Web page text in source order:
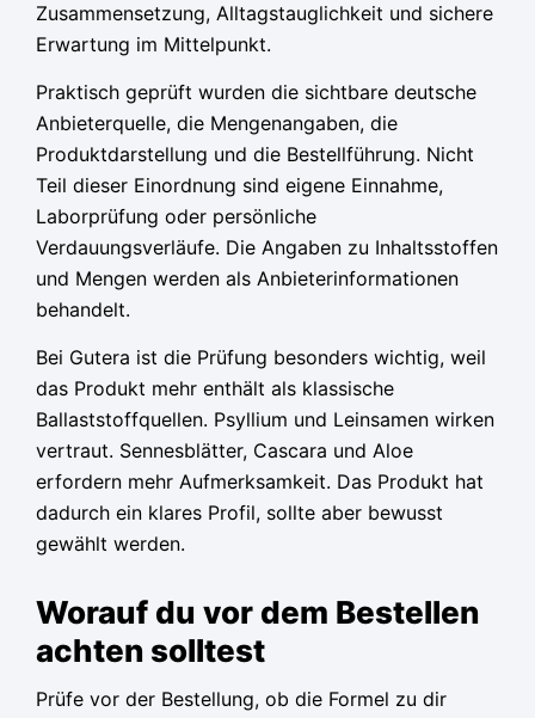
Zusammensetzung, Alltagstauglichkeit und sichere
Erwartung im Mittelpunkt.
Praktisch geprüft wurden die sichtbare deutsche
Anbieterquelle, die Mengenangaben, die
Produktdarstellung und die Bestellführung. Nicht
Teil dieser Einordnung sind eigene Einnahme,
Laborprüfung oder persönliche
Verdauungsverläufe. Die Angaben zu Inhaltsstoffen
und Mengen werden als Anbieterinformationen
behandelt.
Bei Gutera ist die Prüfung besonders wichtig, weil
das Produkt mehr enthält als klassische
Ballaststoffquellen. Psyllium und Leinsamen wirken
vertraut. Sennesblätter, Cascara und Aloe
erfordern mehr Aufmerksamkeit. Das Produkt hat
dadurch ein klares Profil, sollte aber bewusst
gewählt werden.
Worauf du vor dem Bestellen
achten solltest
Prüfe vor der Bestellung, ob die Formel zu dir